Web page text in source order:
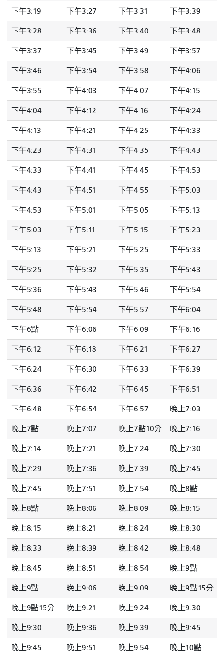
下午3:19 下午3:27 下午3:31 下午3:39
下午3:28 下午3:36 下午3:40 下午3:48
下午3:37 下午3:45 下午3:49 下午3:57
下午3:46 下午3:54 下午3:58 下午4:06
下午3:55 下午4:03 下午4:07 下午4:15
下午4:04 下午4:12 下午4:16 下午4:24
下午4:13 下午4:21 下午4:25 下午4:33
下午4:23 下午4:31 下午4:35 下午4:43
下午4:33 下午4:41 下午4:45 下午4:53
下午4:43 下午4:51 下午4:55 下午5:03
下午4:53 下午5:01 下午5:05 下午5:13
下午5:03 下午5:11 下午5:15 下午5:23
下午5:13 下午5:21 下午5:25 下午5:33
下午5:25 下午5:32 下午5:35 下午5:43
下午5:36 下午5:43 下午5:46 下午5:54
下午5:48 下午5:54 下午5:57 下午6:04
下午6點 下午6:06 下午6:09 下午6:16
下午6:12 下午6:18 下午6:21 下午6:27
下午6:24 下午6:30 下午6:33 下午6:39
下午6:36 下午6:42 下午6:45 下午6:51
下午6:48 下午6:54 下午6:57 晚上7:03
晚上7點 晚上7:07 晚上7點10分 晚上7:16
晚上7:14 晚上7:21 晚上7:24 晚上7:30
晚上7:29 晚上7:36 晚上7:39 晚上7:45
晚上7:45 晚上7:51 晚上7:54 晚上8點
晚上8點 晚上8:06 晚上8:09 晚上8:15
晚上8:15 晚上8:21 晚上8:24 晚上8:30
晚上8:33 晚上8:39 晚上8:42 晚上8:48
晚上8:45 晚上8:51 晚上8:54 晚上9點
晚上9點 晚上9:06 晚上9:09 晚上9點15分
晚上9點15分 晚上9:21 晚上9:24 晚上9:30
晚上9:30 晚上9:36 晚上9:39 晚上9:45
晚上9:45 晚上9:51 晚上9:54 晚上10點